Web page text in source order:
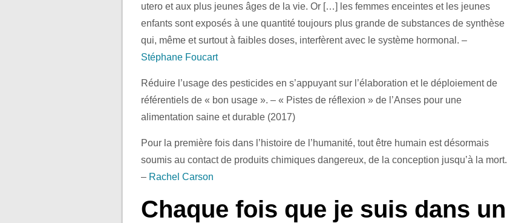
utero et aux plus jeunes âges de la vie. Or […] les femmes enceintes et les jeunes
enfants sont exposés à une quantité toujours plus grande de substances de synthèse
qui, même et surtout à faibles doses, interfèrent avec le système hormonal. –
Stéphane Foucart
Réduire l’usage des pesticides en s’appuyant sur l’élaboration et le déploiement de
référentiels de « bon usage ». – « Pistes de réflexion » de l’Anses pour une
alimentation saine et durable (2017)
Pour la première fois dans l’histoire de l’humanité, tout être humain est désormais
soumis au contact de produits chimiques dangereux, de la conception jusqu’à la mort.
– Rachel Carson
Chaque fois que je suis dans un